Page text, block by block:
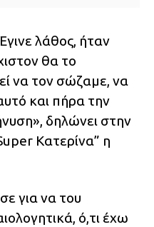
λάθος, ήταν
θα το
να τον σώζαμε, να
και πήρα την
δηλώνει στην
Κατερίνα” η
για να του
ό,τι έχω